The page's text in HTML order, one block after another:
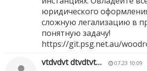
юридического
сложную легализацию в
понятную задачу!
https://git.psg.net.au/
vtdvdvt dtvdtvt…
07.23 10:09